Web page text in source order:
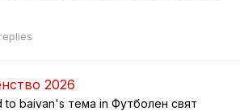
2026
to baivan's тема in Футболен свят